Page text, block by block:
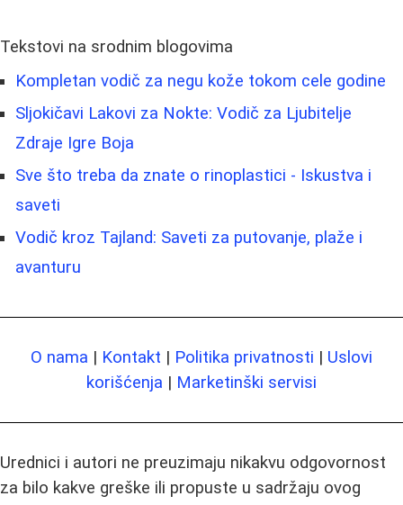
Tekstovi na srodnim blogovima
Kompletan vodič za negu kože tokom cele godine
Sljokičavi Lakovi za Nokte: Vodič za Ljubitelje
Zdraje Igre Boja
Sve što treba da znate o rinoplastici - Iskustva i
saveti
Vodič kroz Tajland: Saveti za putovanje, plaže i
avanturu
O nama | Kontakt | Politika privatnosti | Uslovi
korišćenja | Marketinški servisi
Urednici i autori ne preuzimaju nikakvu odgovornost
za bilo kakve greške ili propuste u sadržaju ovog